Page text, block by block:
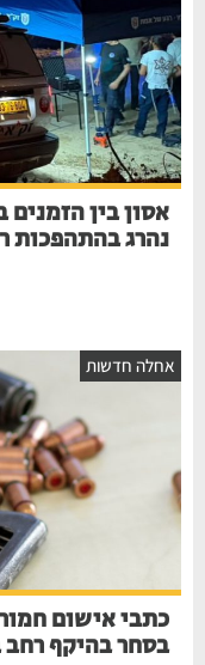
נהרג בהתהפכות
אחלה חדשות
בסחר בהיקף